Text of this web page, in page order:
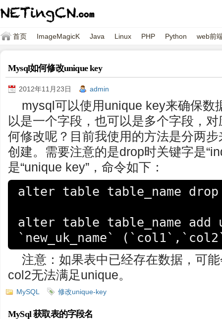
首页 ImageMagicK Java Linux PHP Python web前
Mysql如何修改unique key
2012年11月23日 admin
mysql可以使用unique key来确保数
以是一个字段，也可以是多个字段，
何修改呢？目前我使用的方法是分两
创建。需要注意的是drop时关键字是
是“unique key”，命令如下：
alter table table_name drop
alter table table_name add
`new_uk_name`
注意：如果表中已经存在数据，可
col2无法满足unique。
MySQL 修改unique-key
MySql 获取表的字段名